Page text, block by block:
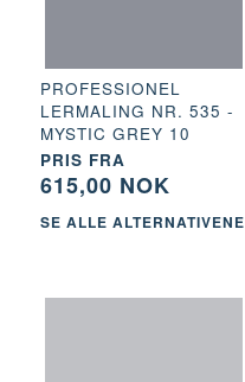
PROFESSIONEL
LERMALING NR. 535 -
MYSTIC GREY 10
PRIS FRA
615,00 NOK
SE ALLE ALTERNATIVENE